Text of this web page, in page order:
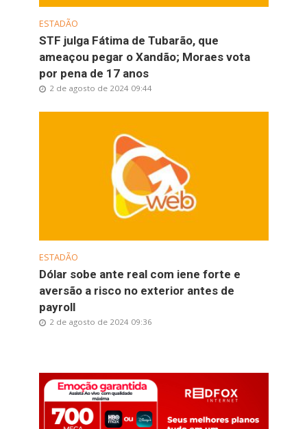
ESTADÃO
STF julga Fátima de Tubarão, que
ameaçou pegar o Xandão; Moraes vota
por pena de 17 anos
2 de agosto de 2024 09:44
ESTADÃO
Dólar sobe ante real com iene forte e
aversão a risco no exterior antes de
payroll
2 de agosto de 2024 09:36